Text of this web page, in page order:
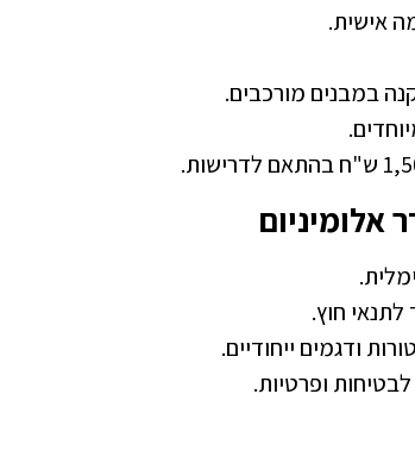
אישית.
במבנים מורכבים.
אלומיניום
לתנאי חוץ.
ודגמים ייחודיים.
ופרטיות.